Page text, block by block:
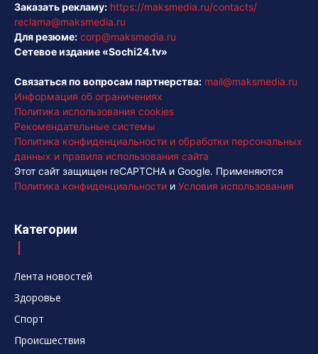
Заказать рекламу: https://maksmedia.ru/contacts/
reclama@maksmedia.ru
Для резюме: corp@maksmedia.ru
Сетевое издание «Sochi24.tv»
Связаться по вопросам партнерства: mail@maksmedia.ru
Информация об ограничениях
Политика использования cookies
Рекомендательные системы
Политика конфиденциальности и обработки персональных
данных и правила использования сайта
Этот сайт защищен reCAPTCHA и Google. Применяются
Политика конфиденциальности и Условия использования
Категории
Лента новостей
Здоровье
Спорт
Происшествия